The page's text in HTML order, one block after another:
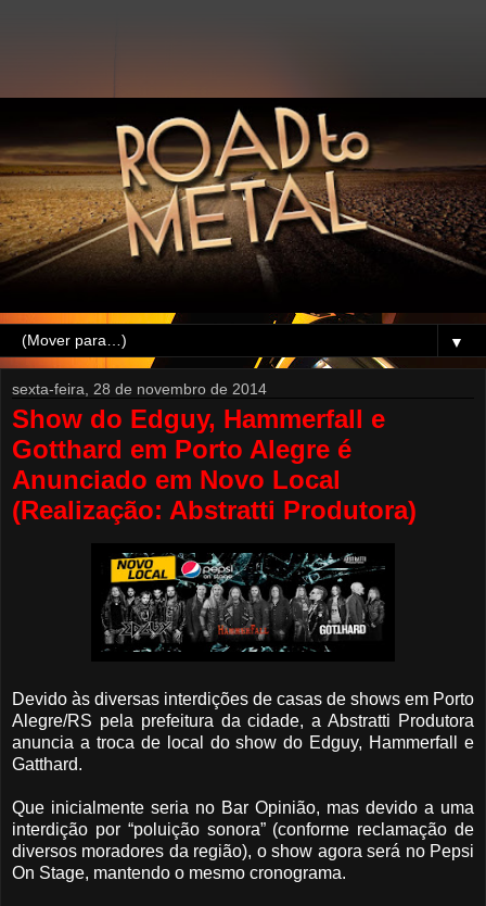
▼
sexta-feira, 28 de novembro de 2014
Show do Edguy, Hammerfall e
Gotthard em Porto Alegre é
Anunciado em Novo Local
(Realização: Abstratti Produtora)
Devido às diversas interdições de casas de shows em Porto
Alegre/RS pela prefeitura da cidade, a Abstratti Produtora
anuncia a troca de local do show do Edguy, Hammerfall e
Gatthard.
Que inicialmente seria no Bar Opinião, mas devido a uma
interdição por “poluição sonora” (conforme reclamação de
diversos moradores da região), o show agora será no Pepsi
On Stage, mantendo o mesmo cronograma.